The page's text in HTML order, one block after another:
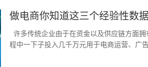
做电商你知道这三个经验性数
许多传统企业由于在资金以及供应链方面
程中一下子投入几千万元用于电商运营、广